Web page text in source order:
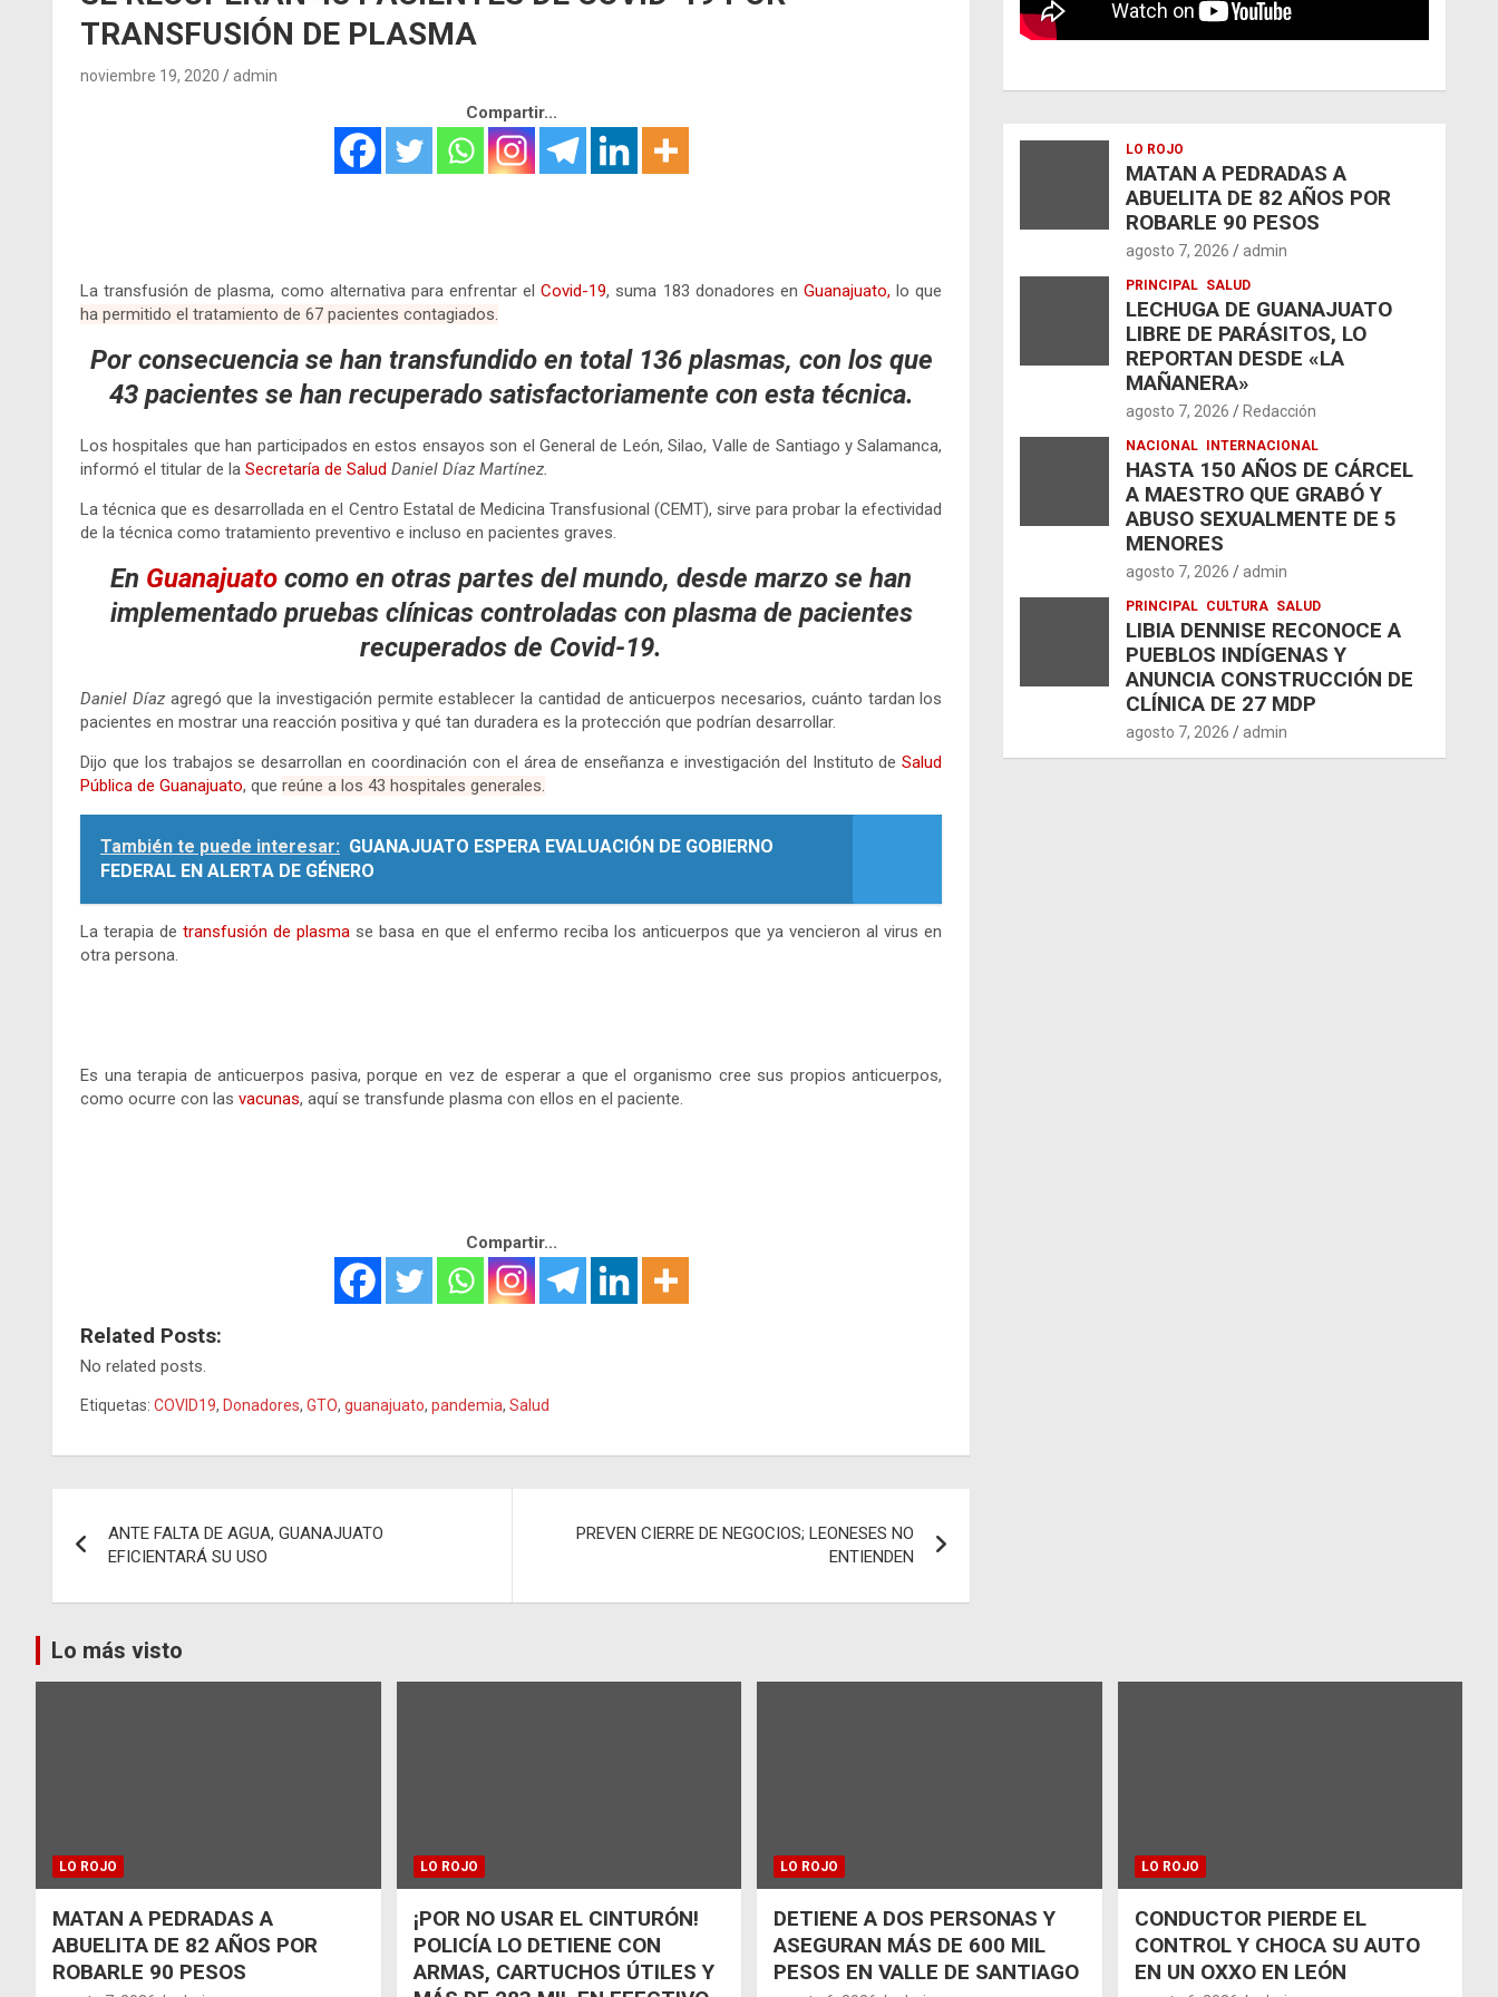
TRANSFUSIÓN DE PLASMA
noviembre 19, 2020 admin
Compartir...
La transfusión de plasma, como alternativa para enfrentar elCovid-19, suma 183 donadores enGuanajuato, lo que
ha permitido el tratamiento de 67 pacientes contagiados.
Por consecuencia se han transfundido en total 136 plasmas, con los que
43 pacientes se han recuperado satisfactoriamente con esta técnica.
Los hospitales que han participados en estos ensayos son el General de León, Silao, Valle de Santiago y Salamanca,
informó el titular de la Secretaría de Salud Daniel Díaz Martínez.
La técnica que es desarrollada en el Centro Estatal de Medicina Transfusional (CEMT), sirve para probar la efectividad
de la técnica como tratamiento preventivo e incluso en pacientes graves.
En Guanajuato como en otras partes del mundo, desde marzo se han
implementado pruebas clínicas controladas con plasma de pacientes
recuperados de Covid-19.
Daniel Díazagregó que la investigación permite establecer la cantidad de anticuerpos necesarios, cuánto tardan los
pacientes en mostrar una reacción positiva y qué tan duradera es la protección que podrían desarrollar.
Dijo que los trabajos se desarrollan en coordinación con el área de enseñanza e investigación del Instituto deSalud
Pública de Guanajuato, que reúne a los 43 hospitales generales.
También te puede interesar: GUANAJUATO ESPERA EVALUACIÓN DE GOBIERNO
FEDERAL EN ALERTA DE GÉNERO
La terapia de transfusión de plasma se basa en que el enfermo reciba los anticuerpos que ya vencieron al virus en
otra persona.
Es una terapia de anticuerpos pasiva, porque en vez de esperar a que el organismo cree sus propios anticuerpos,
como ocurre con las vacunas, aquí se transfunde plasma con ellos en el paciente.
Compartir...
Related Posts:
No related posts.
Etiquetas: COVID19, Donadores, GTO, guanajuato, pandemia, Salud
de
entradas
ANTE FALTA DE AGUA, GUANAJUATO
EFICIENTARÁ SU USO
PREVEN CIERRE DE NEGOCIOS; LEONESES NO
ENTIENDEN
LO ROJO
MATAN A PEDRADAS A
ABUELITA DE 82 AÑOS POR
ROBARLE 90 PESOS
agosto 7, 2026 admin
PRINCIPAL SALUD
LECHUGA DE GUANAJUATO
LIBRE DE PARÁSITOS, LO
REPORTAN DESDE «LA
MAÑANERA»
agosto 7, 2026 Redacción
NACIONAL INTERNACIONAL
HASTA 150 AÑOS DE CÁRCEL
A MAESTRO QUE GRABÓ Y
ABUSO SEXUALMENTE DE 5
MENORES
agosto 7, 2026 admin
PRINCIPAL CULTURA SALUD
LIBIA DENNISE RECONOCE A
PUEBLOS INDÍGENAS Y
ANUNCIA CONSTRUCCIÓN DE
CLÍNICA DE 27 MDP
agosto 7, 2026 admin
Lo más visto
LO ROJO
MATAN A PEDRADAS A
ABUELITA DE 82 AÑOS POR
ROBARLE 90 PESOS
LO ROJO
¡POR NO USAR EL CINTURÓN!
POLICÍA LO DETIENE CON
ARMAS, CARTUCHOS ÚTILES Y
LO ROJO
DETIENE A DOS PERSONAS Y
ASEGURAN MÁS DE 600 MIL
PESOS EN VALLE DE SANTIAGO
LO ROJO
CONDUCTOR PIERDE EL
CONTROL Y CHOCA SU AUTO
EN UN OXXO EN LEÓN